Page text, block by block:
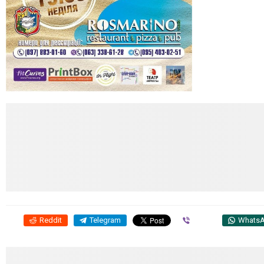
Reddit Telegram